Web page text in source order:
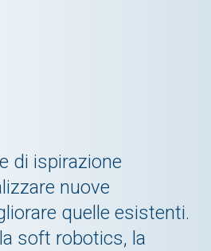
di ispirazione
nuove
quelle esistenti.
soft robotics, la